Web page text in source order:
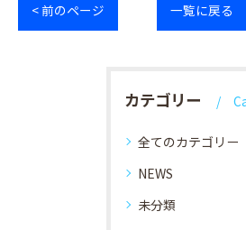
< 前のページ 一覧に戻る
カテゴリー
全てのカテゴリー
NEWS
未分類